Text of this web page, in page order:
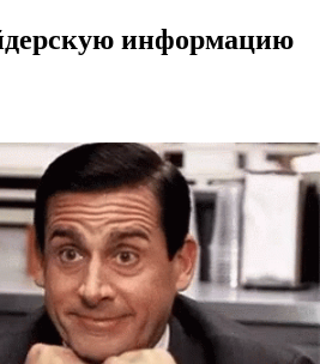
информацию